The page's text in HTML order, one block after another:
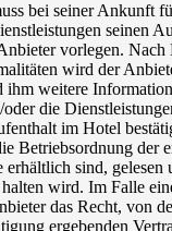
bei seiner Ankunft
seinen
vorlegen. Nach
wird der
ihm weitere
die
im Hotel
Betriebsordnung der
sind, gelesen
wird. Im Falle
das Recht, von
ergebenden